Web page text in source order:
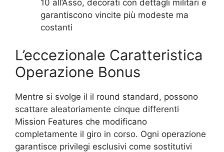
10 all’Asso, decorati con dettagli militari e
garantiscono vincite più modeste ma
costanti
L’eccezionale Caratteristica
Operazione Bonus
Mentre si svolge il il round standard, possono
scattare aleatoriamente cinque differenti
Mission Features che modificano
completamente il giro in corso. Ogni operazione
garantisce privilegi esclusivi come sostitutivi